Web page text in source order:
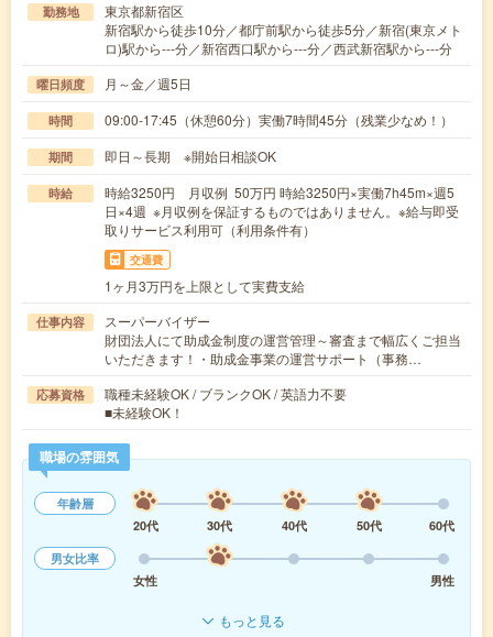
勤務地
東京都新宿区
新宿駅から徒歩10分／都庁前駅から徒歩5分／新宿(東京メト
ロ)駅から---分／新宿西口駅から---分／西武新宿駅から---分
曜日頻度 月～金／週5日
時間 09:00-17:45（休憩60分）実働7時間45分（残業少なめ！）
期間 即日～長期 ※開始日相談OK
時給
時給3250円 月収例 50万円 時給3250円×実働7h45m×週5
日×4週 ※月収例を保証するものではありません。※給与即受
取りサービス利用可（利用条件有）
交通費
1ヶ月3万円を上限として実費支給
仕事内容
スーパーバイザー
財団法人にて助成金制度の運営管理～審査まで幅広くご担当
いただきます！・助成金事業の運営サポート（事務…
応募資格
職種未経験OK / ブランクOK / 英語力不要
■未経験OK！
職場の雰囲気
年齢層
20代
30代 40代 50代
60代
男女比率
女性
男性
もっと見る